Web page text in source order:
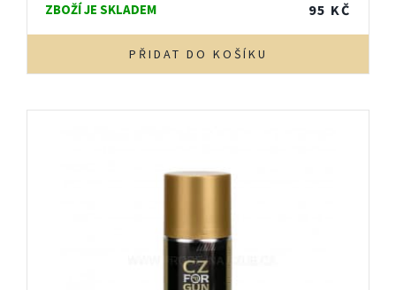
ZBOŽÍ JE SKLADEM 95 KČ
PŘIDAT DO KOŠÍKU